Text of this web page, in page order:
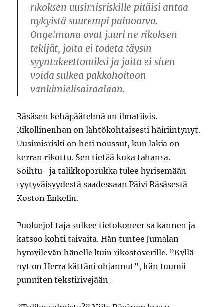
rikoksen uusimisriskille pitäisi antaa
nykyistä suurempi painoarvo.
Ongelmana ovat juuri ne rikoksen
tekijät, joita ei todeta täysin
syyntakeettomiksi ja joita ei siten
voida sulkea pakkohoitoon
vankimielisairaalaan.
Räsäsen kehäpäätelmä on ilmatiivis.
Rikollinenhan on lähtökohtaisesti häiriintynyt.
Uusimisriski on heti noussut, kun lakia on
kerran rikottu. Sen tietää kuka tahansa.
Soihtu- ja talikkoporukka tulee hyrisemään
tyytyväisyydestä saadessaan Päivi Räsäsestä
Koston Enkelin.
Puoluejohtaja sulkee tietokoneensa kannen ja
katsoo kohti taivaita. Hän tuntee Jumalan
hymyilevän hänelle kuin rikostoverille. ”Kyllä
nyt on Herra kättäni ohjannut”, hän tuumii
punniten tekstirivejään.